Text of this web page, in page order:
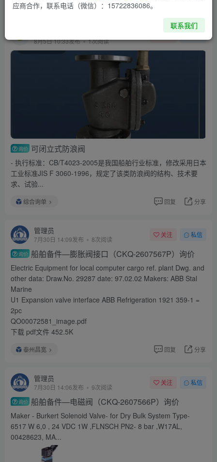
综合询单
8月5日 10:33发布 1次阅读
询价 可闭立式防浪阀
- 执行标准：CB/T4023-2005是我国船舶行业标准，修改采用日本
工业标准JIS F 3060-1996，规定了该类防浪阀的结构、技术要
求、试验...
综合询单 回复 分享
管理员
7月30日 14:09发布 8次阅读
关注 私信
询价 船舶备件—膨胀阀接口（CKQ-2607567P）询价
Electric Equipment for local computer cargo ref. plant Dwg. and
other data: Draw.No. 29287 date: 97.02.02 Makers: ABB Stal
Marine
U1 Expansion valve interface ABB Refrigeration 1921 359-1 =
2pc
QO00072581_image.pdf
下载 pdf文件 452.5K
泰州昌宽 回复 分享
管理员
7月30日 14:06发布 9次阅读
关注 私信
询价 船舶备件—电磁阀（CKQ-2607566P）询价
Maker - Burkert Solenoid Valve- for Dry Bulk System Type-
6517 W 6,0 , 24 VDC 1W ,FLNSCH PN2- 8 bar ,W17AL,
00428623, MA...
应商合作，联系电话（微信）：15722836086。
联系我们